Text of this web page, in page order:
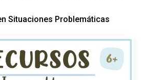
Situaciones Problemáticas